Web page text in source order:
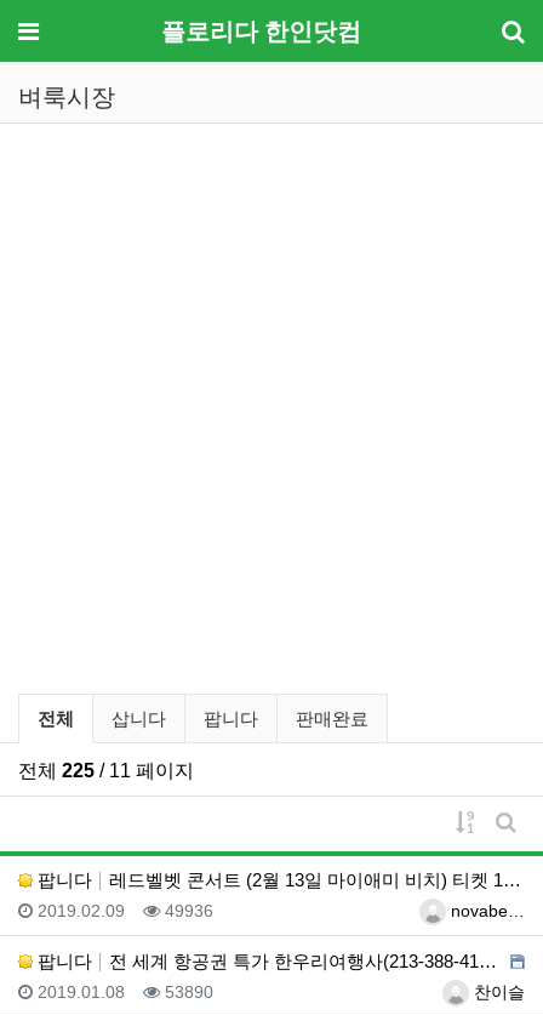
메뉴 플로리다 한인닷컴
벼룩시장
벼룩시장 분류 목록
전체 삽니다 팝니다 판매완료
전체 225 / 11 페이지
게시물
게
팝니다
레드벨벳 콘서트 (2월 13일 마이애미 비치) 티켓 1…
등록자novabe…
등록일
2019.02.09 조회
49936
팝니다 전 세계 항공권 특가 한우리여행사(213-388-414…
등록자찬이슬
등록일
2019.01.08 조회
53890